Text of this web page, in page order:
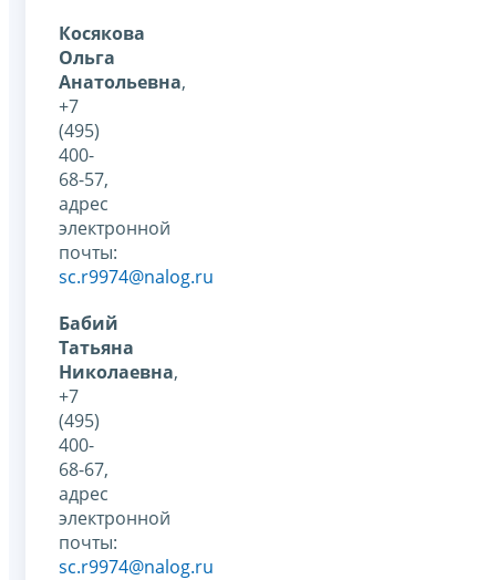
Косякова
Ольга
Анатольевна,
+7
(495)
400-
68-57,
адрес
электронной
почты:
sc.r9974@nalog.ru
Бабий
Татьяна
Николаевна,
+7
(495)
400-
68-67,
адрес
электронной
почты:
sc.r9974@nalog.ru